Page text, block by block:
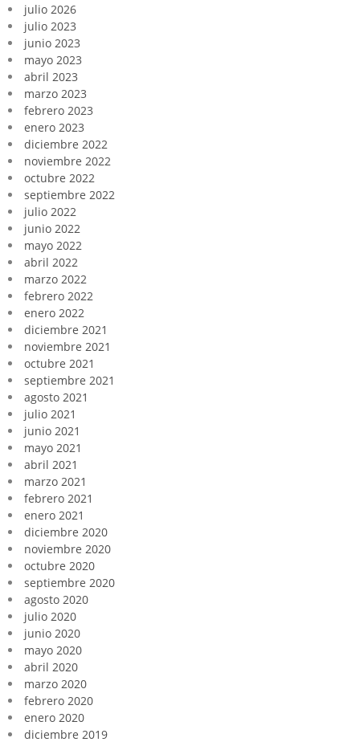
julio 2026
julio 2023
junio 2023
mayo 2023
abril 2023
marzo 2023
febrero 2023
enero 2023
diciembre 2022
noviembre 2022
octubre 2022
septiembre 2022
julio 2022
junio 2022
mayo 2022
abril 2022
marzo 2022
febrero 2022
enero 2022
diciembre 2021
noviembre 2021
octubre 2021
septiembre 2021
agosto 2021
julio 2021
junio 2021
mayo 2021
abril 2021
marzo 2021
febrero 2021
enero 2021
diciembre 2020
noviembre 2020
octubre 2020
septiembre 2020
agosto 2020
julio 2020
junio 2020
mayo 2020
abril 2020
marzo 2020
febrero 2020
enero 2020
diciembre 2019